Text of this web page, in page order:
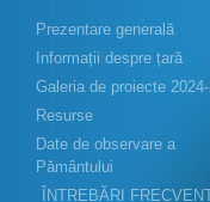
Prezentare generală
Informații despre țară
Galeria de proiecte
Resurse
Date de observare a
Pământului
ÎNTREBĂRI